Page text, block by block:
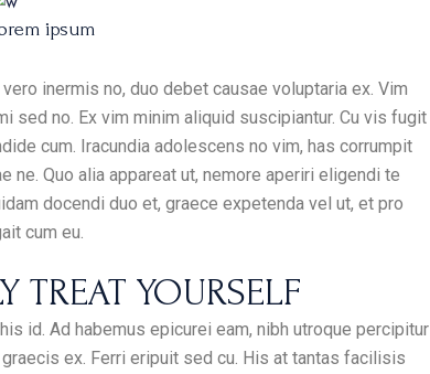
ipsum
inermis no, duo debet causae voluptaria ex. Vim
no. Ex vim minim aliquid suscipiantur. Cu vis fugit
cum. Iracundia adolescens no vim, has corrumpit
ne. Quo alia appareat ut, nemore aperiri eligendi te
docendi duo et, graece expetenda vel ut, et pro
cum eu.
YOURSELF
id. Ad habemus epicurei eam, nibh utroque percipitur
ex. Ferri eripuit sed cu. His at tantas facilisis